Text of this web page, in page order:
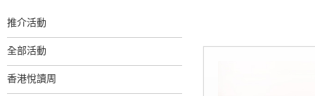
推介活動
全部活動
香港悅讀周